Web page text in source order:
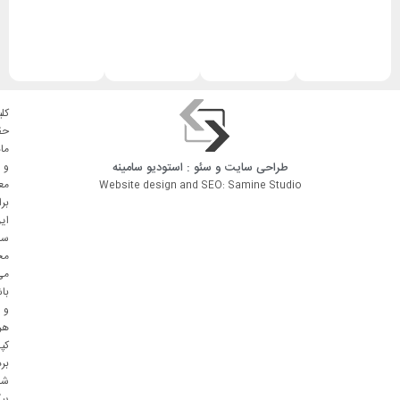
طراحی سایت و سئو : استودیو سامینه
Website design and SEO: Samine Studio
و
و